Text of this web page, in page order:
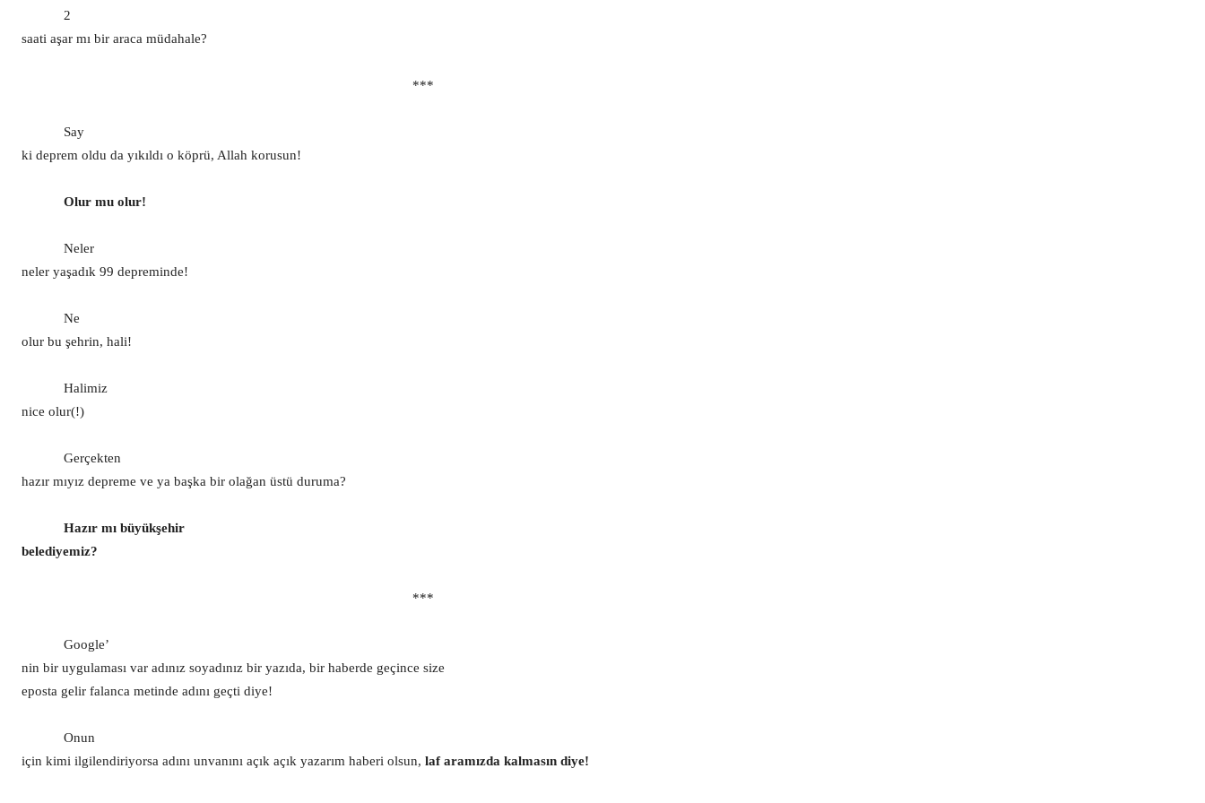
2
saati aşar mı bir araca müdahale?
***
Say
ki deprem oldu da yıkıldı o köprü, Allah korusun!
Olur mu olur!
Neler
neler yaşadık 99 depreminde!
Ne
olur bu şehrin, hali!
Halimiz
nice olur(!)
Gerçekten
hazır mıyız depreme ve ya başka bir olağan üstü duruma?
Hazır mı büyükşehir
belediyemiz?
***
Google’
nin bir uygulaması var adınız soyadınız bir yazıda, bir haberde geçince size
eposta gelir falanca metinde adını geçti diye!
Onun
için kimi ilgilendiriyorsa adını unvanını açık açık yazarım haberi olsun, laf aramızda kalmasın diye!